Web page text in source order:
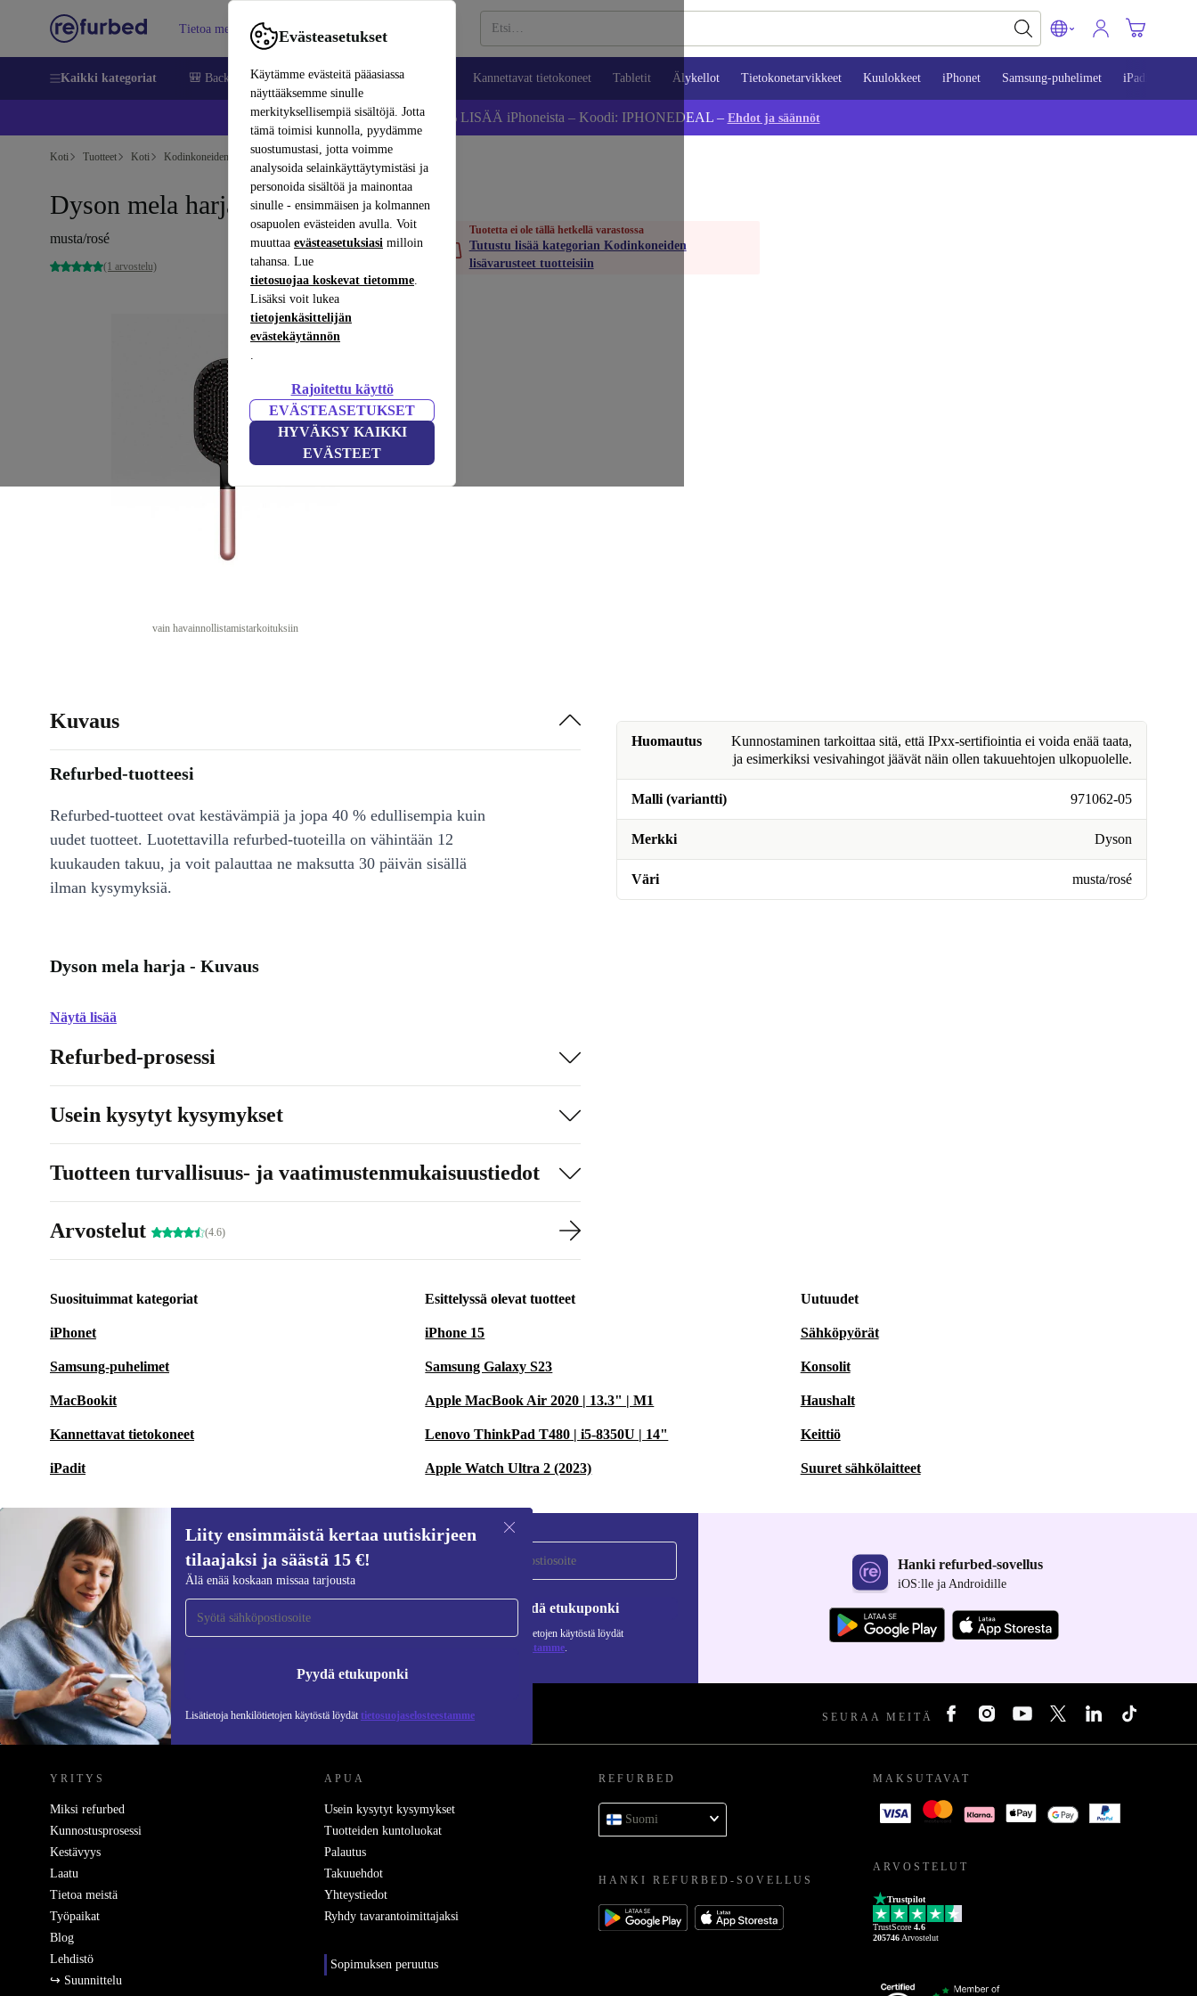
Evästeasetukset
Käytämme evästeitä pääasiassa
näyttääksemme sinulle
merkityksellisempiä sisältöjä. Jotta
tämä toimisi kunnolla, pyydämme
suostumustasi, jotta voimme
analysoida selainkäyttäytymistäsi ja
personoida sisältöä ja mainontaa
sinulle - ensimmäisen ja kolmannen
osapuolen evästeiden avulla. Voit
muuttaa evästeasetuksiasi milloin
tahansa. Lue
tietosuojaa koskevat tietomme.
Lisäksi voit lukea
tietojenkäsittelijän
evästekäytännön
.
Rajoitettu käyttö
EVÄSTEASETUKSET
HYVÄKSY KAIKKI
EVÄSTEET
Tietoa meistä Myy Apua
Kaikki kategoriat 🎒 Back to school Matkapuhelimet ja älypuhelimet Kannettavat tietokoneet Tabletit Älykellot Tietokonetarvikkeet Kuulokkeet iPhonet Samsung-puhelimet iPadit
📱 Säästä 5 % LISÄÄ iPhoneista – Koodi: IPHONEDEAL – Ehdot ja säännöt
Koti Tuotteet Koti Kodinkoneiden lisävarusteet
Dyson mela harja
musta/rosé
(1 arvostelu)
vain havainnollistamistarkoituksiin
Tuotetta ei ole tällä hetkellä varastossa
Tutustu lisää kategorian Kodinkoneiden
lisävarusteet tuotteisiin
Huomautus
Kunnostaminen tarkoittaa sitä, että IPxx-sertifiointia ei voida enää taata,
ja esimerkiksi vesivahingot jäävät näin ollen takuuehtojen ulkopuolelle.
Malli (variantti) 971062-05
Merkki Dyson
Väri musta/rosé
Kuvaus
Refurbed-tuotteesi
Refurbed-tuotteet ovat kestävämpiä ja jopa 40 % edullisempia kuin
uudet tuotteet. Luotettavilla refurbed-tuoteilla on vähintään 12
kuukauden takuu, ja voit palauttaa ne maksutta 30 päivän sisällä
ilman kysymyksiä.
Dyson mela harja - Kuvaus
Näytä lisää
Refurbed-prosessi
Usein kysytyt kysymykset
Tuotteen turvallisuus- ja vaatimustenmukaisuustiedot
Arvostelut (4.6)
Suosituimmat kategoriat
iPhonet
Samsung-puhelimet
MacBookit
Kannettavat tietokoneet
iPadit
Esittelyssä olevat tuotteet
iPhone 15
Samsung Galaxy S23
Apple MacBook Air 2020 | 13.3" | M1
Lenovo ThinkPad T480 | i5-8350U | 14"
Apple Watch Ultra 2 (2023)
Uutuudet
Sähköpyörät
Konsolit
Haushalt
Keittiö
Suuret sähkölaitteet
Liity ensimmäistä kertaa uutiskirjeen
tilaajaksi ja säästä 15 €!
Älä enää koskaan missaa tarjousta
Pyydä etukuponki
Lisätietoja henkilötietojen käytöstä löydät tietosuojaselosteestamme
Liity ensimmäistä kertaa uutiskirjeen
tilaajaksi ja säästä 15 €!
Älä missaa enää yhtäkään tarjousta.
Pyydä etukuponki
Lisätietoja henkilötietojen käytöstä löydät
tietosuojaselosteestamme.
Hanki refurbed-sovellus
iOS:lle ja Androidille
REFURBED SUOMI - RETHINK NEW. SEURAA MEITÄ
YRITYS
Miksi refurbed
Kunnostusprosessi
Kestävyys
Laatu
Tietoa meistä
Työpaikat
Blog
Lehdistö
↪ Suunnittelu
APUA
Usein kysytyt kysymykset
Tuotteiden kuntoluokat
Palautus
Takuuehdot
Yhteystiedot
Ryhdy tavarantoimittajaksi
Sopimuksen peruutus
REFURBED
Suomi
HANKI REFURBED-SOVELLUS
MAKSUTAVAT
ARVOSTELUT
Trustpilot
TrustScore 4.6
205746 Arvostelut